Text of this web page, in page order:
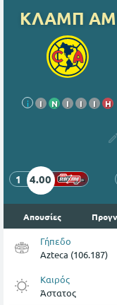
ΚΛΑΜΠ
i Ι Ν Ι Ι Ι Η
1 4.00
Απουσίες
Γήπεδο
Azteca (106.187)
Καιρός
Άστατος